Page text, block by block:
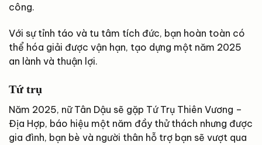
công.
Với sự tỉnh táo và tu tâm tích đức, bạn hoàn toàn có
thể hóa giải được vận hạn, tạo dựng một năm 2025
an lành và thuận lợi.
Tứ trụ
Năm 2025, nữ Tân Dậu sẽ gặp Tứ Trụ Thiên Vương –
Địa Hợp, báo hiệu một năm đầy thử thách nhưng được
gia đình, bạn bè và người thân hỗ trợ bạn sẽ vượt qua